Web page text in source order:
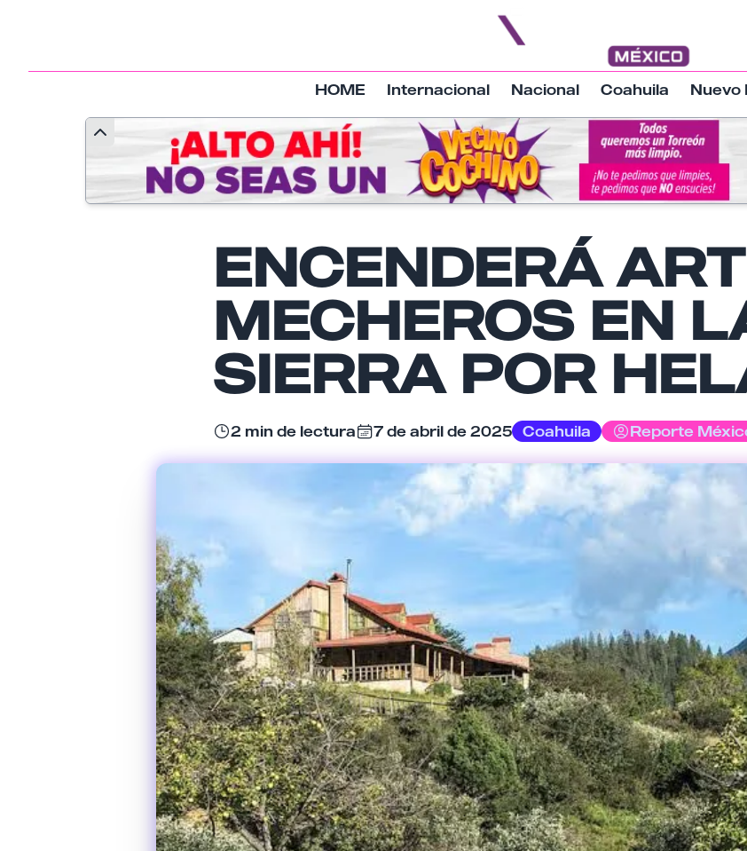
HOME Internacional Nacional Coahuila Nuevo
ENCENDERÁ
MECHEROS EN
SIERRA POR
2 min de lectura 7 de abril de 2025 Coahuila Reporte
Nombre
Email